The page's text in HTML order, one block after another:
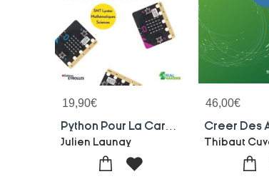
19,90€
Julien Launay
46,00€